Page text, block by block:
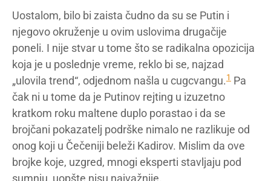
Uostalom, bilo bi zaista čudno da su se Putin i
njegovo okruženje u ovim uslovima drugačije
poneli. I nije stvar u tome što se radikalna opozicija
koja je u poslednje vreme, reklo bi se, najzad
„ulovila trend“, odjednom našla u cugcvangu.1 Pa
čak ni u tome da je Putinov rejting u izuzetno
kratkom roku maltene duplo porastao i da se
brojčani pokazatelj podrške nimalo ne razlikuje od
onog koji u Čečeniji beleži Kadirov. Mislim da ove
brojke koje, uzgred, mnogi eksperti stavljaju pod
sumnju, uopšte nisu najvažnije.